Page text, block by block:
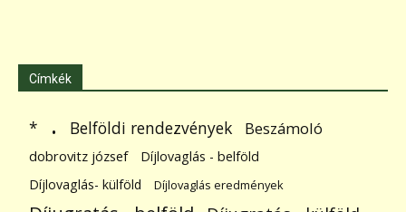
Címkék
* . Belföldi rendezvények Beszámoló
dobrovitz józsef
Díjlovaglás - belföld
Díjlovaglás- külföld
Díjlovaglás eredmények